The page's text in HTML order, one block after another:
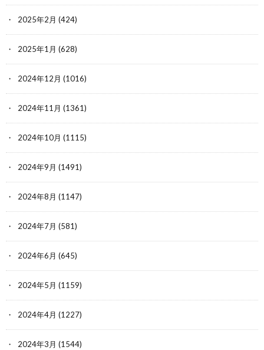
2025年2月 (424)
2025年1月 (628)
2024年12月 (1016)
2024年11月 (1361)
2024年10月 (1115)
2024年9月 (1491)
2024年8月 (1147)
2024年7月 (581)
2024年6月 (645)
2024年5月 (1159)
2024年4月 (1227)
2024年3月 (1544)